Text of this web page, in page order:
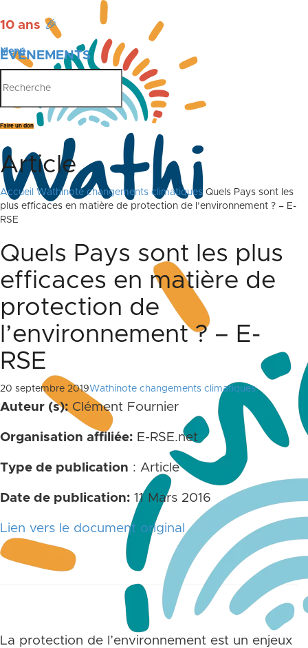
10 ans 🎉
ÉVÉNEMENTS
PUBLICATIONS
Menu
Faire un don
Article
Accueil Wathinote changements climatiques Quels Pays sont les
plus efficaces en matière de protection de l’environnement ? – E-
RSE
Quels Pays sont les plus
efficaces en matière de
protection de
l’environnement ? – E-
RSE
20 septembre 2019Wathinote changements climatiques
Auteur (s): Clément Fournier
Organisation affiliée: E-RSE.net
Type de publication : Article
Date de publication: 11 Mars 2016
Lien vers le document original
La protection de l’environnement est un enjeux